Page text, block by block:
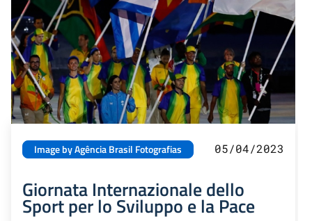
Image by Agência Brasil Fotografias 05/04/2023
Giornata Internazionale dello
Sport per lo Sviluppo e la Pace